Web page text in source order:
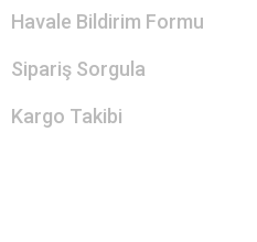
Havale Bildirim Formu
Sipariş Sorgula
Kargo Takibi